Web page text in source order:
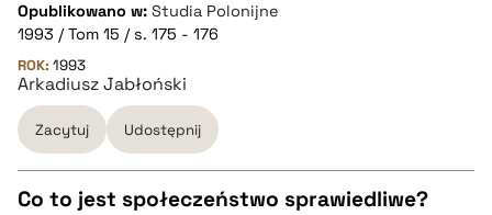
BIBTEX
pobierz cytat
Opublikowano w: Studia Polonijne
1993 / Tom 15 / s. 175 - 176
ROK: 1993
Arkadiusz Jabłoński
Zacytuj Udostępnij
Co to jest społeczeństwo sprawiedliwe?